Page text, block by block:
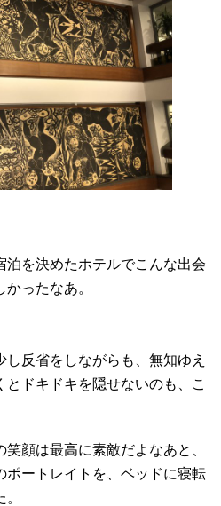
泊を決めたホテルでこんな出会
ったなあ。
反省をしながらも、無知ゆえ
ドキドキを隠せないのも、こ
顔は最高に素敵だよなあと、
ポートレイトを、ベッドに寝転